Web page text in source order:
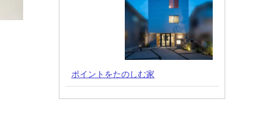
ポイントをたのしむ家